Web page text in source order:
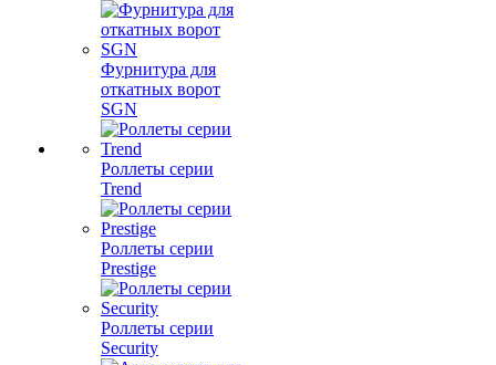
Фурнитура для
откатных ворот
SGN
Роллеты серии
Trend
Роллеты серии
Prestige
Роллеты серии
Security